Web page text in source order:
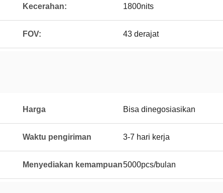
Kecerahan: 1800nits
FOV: 43 derajat
Harga Bisa dinegosiasikan
Waktu pengiriman 3-7 hari kerja
Menyediakan kemampuan5000pcs/bulan